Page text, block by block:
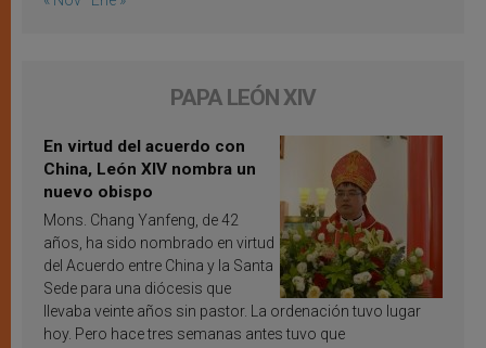
PAPA LEÓN XIV
En virtud del acuerdo con
China, León XIV nombra un
nuevo obispo
Mons. Chang Yanfeng, de 42
años, ha sido nombrado en virtud
del Acuerdo entre China y la Santa
Sede para una diócesis que
llevaba veinte años sin pastor. La ordenación tuvo lugar
hoy. Pero hace tres semanas antes tuvo que